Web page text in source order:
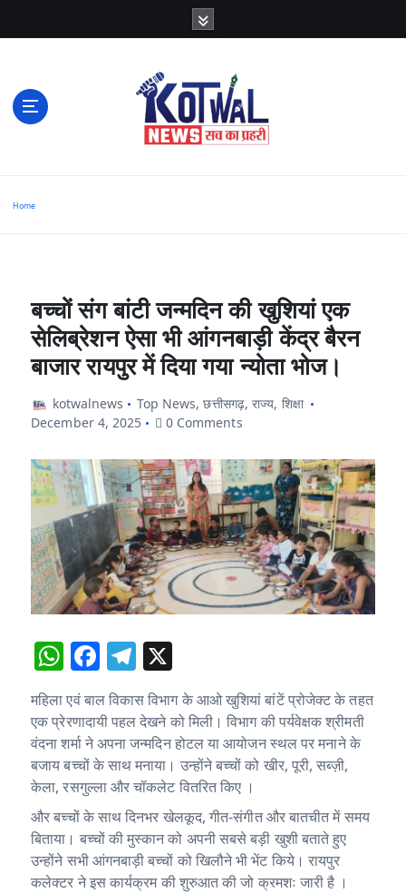
p
Home
बच्चों संग बांटी जन्मदिन की खुशियां एक
सेलिब्रेशन ऐसा भी आंगनबाड़ी केंद्र बैरन
बाजार रायपुर में दिया गया न्योता भोज।
kotwalnews Top News,छत्तीसगढ़,राज्य, शिक्षा
December 4, 2025
0 Comments
W
h
at
s
A
p
p
F
a
c
e
b
o
o
k
T
el
e
g
ra
m
महिला एवं बाल विकास विभाग के आओ खुशियां बांटें प्रोजेक्ट के तहत
एक प्रेरणादायी पहल देखने को मिली। विभाग की पर्यवेक्षक श्रीमती
वंदना शर्मा ने अपना जन्मदिन होटल या आयोजन स्थल पर मनाने के
बजाय बच्चों के साथ मनाया। उन्होंने बच्चों को खीर, पूरी, सब्ज़ी,
केला, रसगुल्ला और चॉकलेट वितरित किए ।
और बच्चों के साथ दिनभर खेलकूद, गीत-संगीत और बातचीत में समय
बिताया। बच्चों की मुस्कान को अपनी सबसे बड़ी खुशी बताते हुए
उन्होंने सभी आंगनबाड़ी बच्चों को खिलौने भी भेंट किये। रायपुर
कलेक्टर ने इस कार्यक्रम की शुरुआत की जो क्रमशः जारी है ।